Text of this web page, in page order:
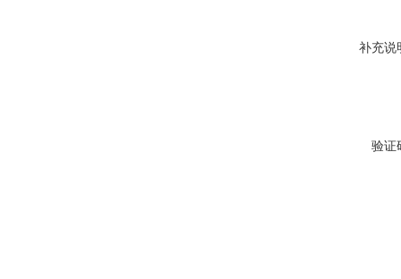
补充说
验证